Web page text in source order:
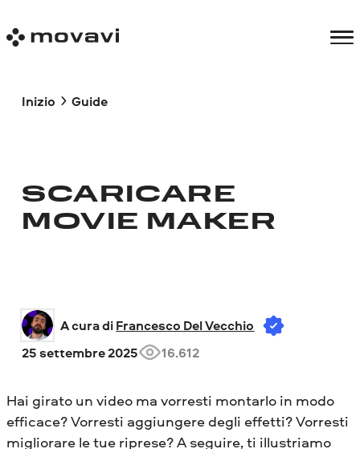
Inizio Guide
SCARICARE
MOVIE MAKER
A cura di Francesco Del Vecchio
25 settembre 2025
16.612
Hai girato un video ma vorresti montarlo in modo
efficace? Vorresti aggiungere degli effetti? Vorresti
migliorare le tue riprese? A seguire, ti illustriamo